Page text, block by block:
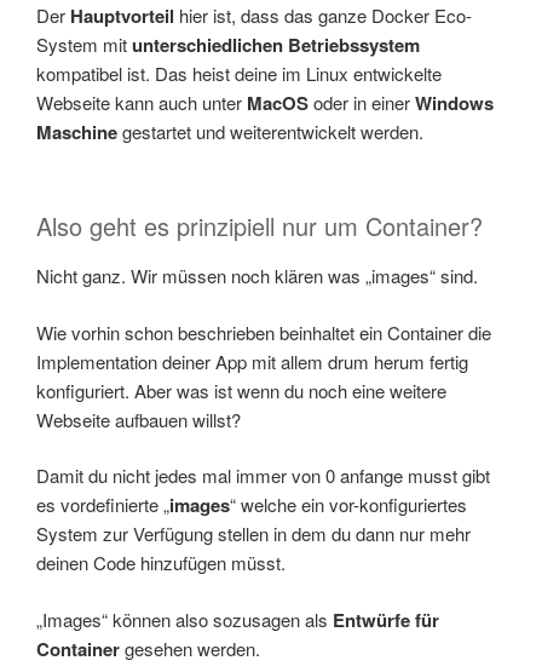
Der Hauptvorteil hier ist, dass das ganze Docker Eco-
System mitunterschiedlichen Betriebssystem
kompatibel ist. Das heist deine im Linux entwickelte
Webseite kann auch unter MacOSoder in einerWindows
Maschinegestartet und weiterentwickelt werden.
Also geht es prinzipiell nur um Container?
Nicht ganz. Wir müssen noch klären was „images“ sind.
Wie vorhin schon beschrieben beinhaltet ein Container die
Implementation deiner App mit allem drum herum fertig
konfiguriert. Aber was ist wenn du noch eine weitere
Webseite aufbauen willst?
Damit du nicht jedes mal immer von 0 anfange musst gibt
es vordefinierte „images“ welche ein vor-konfiguriertes
System zur Verfügung stellen in dem du dann nur mehr
deinen Code hinzufügen müsst.
„Images“ können also sozusagen als Entwürfe für
Containergesehen werden.